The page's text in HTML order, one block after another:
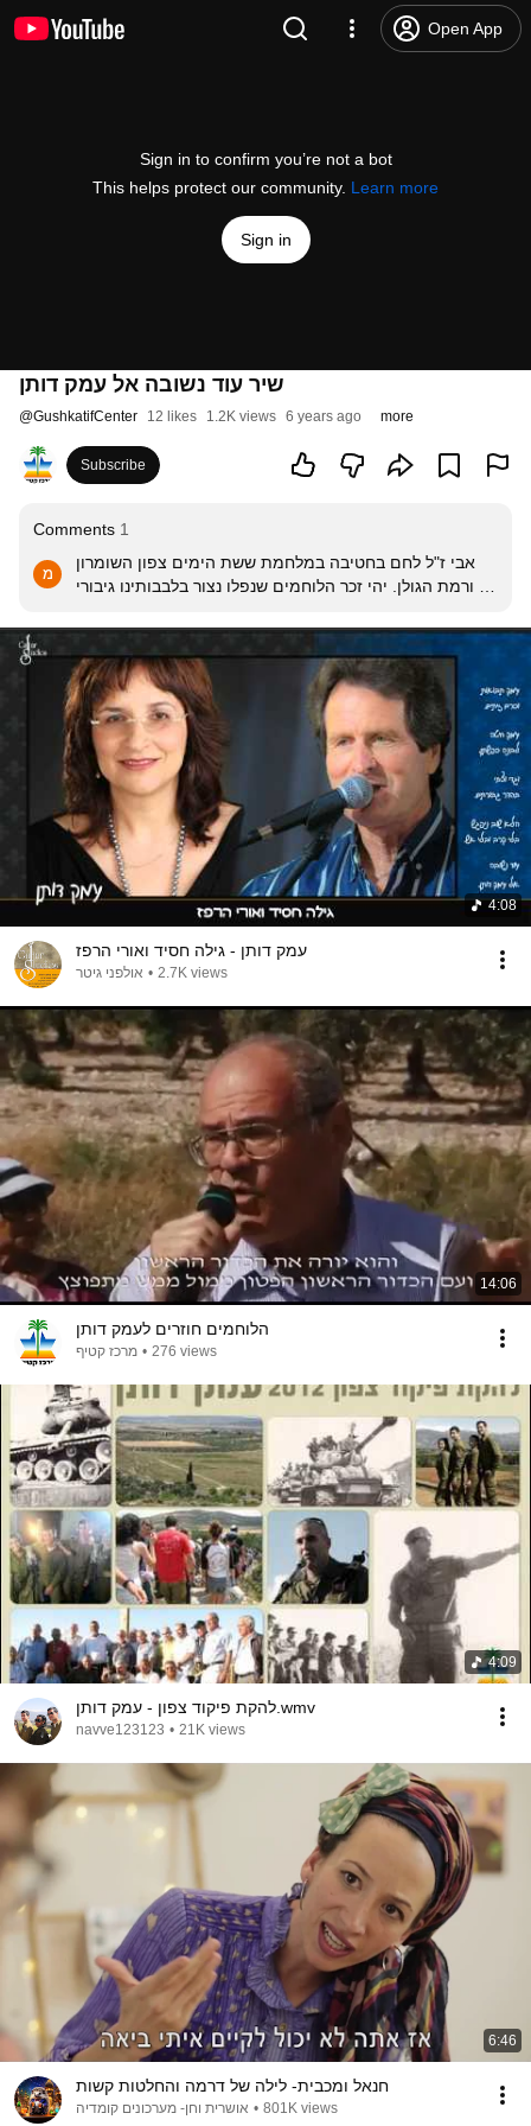
Open App
Sign in to confirm you’re not a bot
This helps protect our community. Learn more
Sign in
שיר עוד נשובה אל עמק דותן
@GushkatifCenter 12 likes 1.2K views 6 years ago more
Subscribe
Comments 1
אבי ז"ל לחם בחטיבה במלחמת ששת הימים צפון השומרון
ורמת הגולן. יהי זכר הלוחמים שנפלו נצור בלבבותינו גיבורי
4:08
עמק דותן - גילה חסיד ואורי הרפז
אולפני גיטר • 2.7K views
14:06
הלוחמים חוזרים לעמק דותן
מרכז קטיף • 276 views
4:09
להקת פיקוד צפון - עמק דותן.wmv
navve123123 • 21K views
6:46
חנאל ומכבית- לילה של דרמה והחלטות קשות
אושרית וחן- מערכונים קומדיה • 801K views